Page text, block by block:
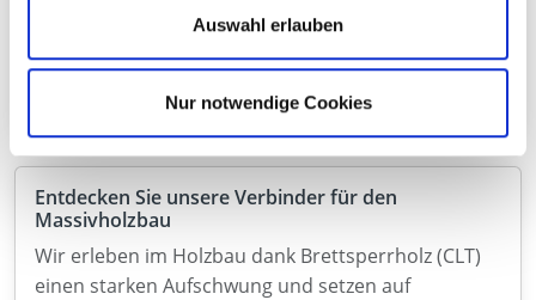
Auswahl erlauben
Nur notwendige Cookies
um ein leistungsfähiges Verbindungsmittel für
anspruchsvolle Anwendungen im konstruktiven
Entdecken Sie unsere Verbinder für den
Massivholzbau
Wir erleben im Holzbau dank Brettsperrholz (CLT)
einen starken Aufschwung und setzen auf